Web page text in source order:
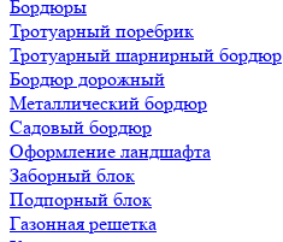
Бордюры
Тротуарный поребрик
Тротуарный шарнирный бордюр
Бордюр дорожный
Металлический бордюр
Садовый бордюр
Оформление ландшафта
Заборный блок
Подпорный блок
Газонная решетка